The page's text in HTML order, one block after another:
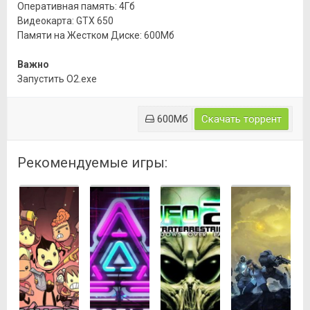
Оперативная память: 4Гб
Видеокарта: GTX 650
Памяти на Жестком Диске: 600Мб
Важно
Запустить O2.exe
600Мб Скачать торрент
Рекомендуемые игры: